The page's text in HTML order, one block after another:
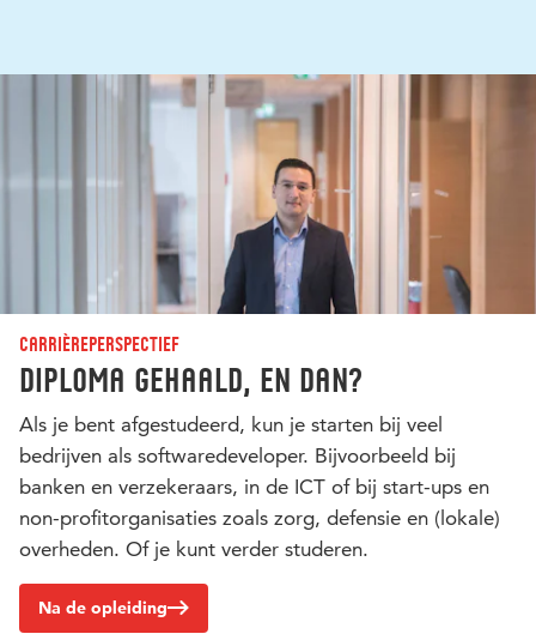
Carrièreperspectief
Diploma gehaald, en dan?
Als je bent afgestudeerd, kun je starten bij veel
bedrijven als softwaredeveloper. Bijvoorbeeld bij
banken en verzekeraars, in de ICT of bij start-ups en
non-profitorganisaties zoals zorg, defensie en (lokale)
overheden. Of je kunt verder studeren.
Na de opleiding